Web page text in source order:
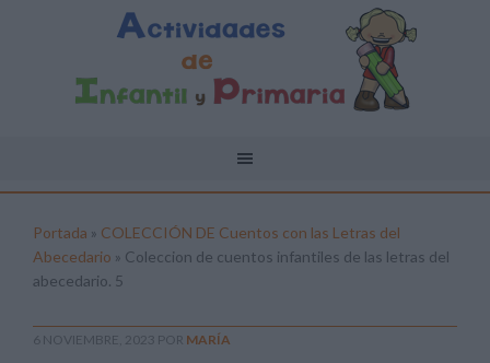
Portada » COLECCIÓN DE Cuentos con las Letras del
Abecedario » Coleccion de cuentos infantiles de las letras del
abecedario. 5
6 NOVIEMBRE, 2023 POR MARÍA